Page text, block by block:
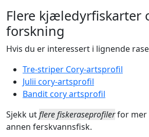
Flere kjæledyrfiskarter
forskning
Hvis du er interessert i lignende
Tre-striper Cory-artsprofil
Julii cory-artsprofil
Bandit cory artsprofil
Sjekk utflere fiskeraseprofilerfor mer
annen ferskvannsfisk.